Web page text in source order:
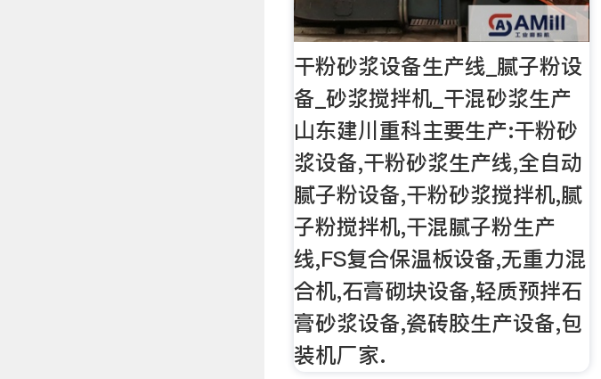
干粉砂浆设备生产线_腻子粉设
备_砂浆搅拌机_干混砂浆生产
山东建川重科主要生产:干粉砂
浆设备,干粉砂浆生产线,全自动
腻子粉设备,干粉砂浆搅拌机,腻
子粉搅拌机,干混腻子粉生产
线,FS复合保温板设备,无重力混
合机,石膏砌块设备,轻质预拌石
膏砂浆设备,瓷砖胶生产设备,包
装机厂家.